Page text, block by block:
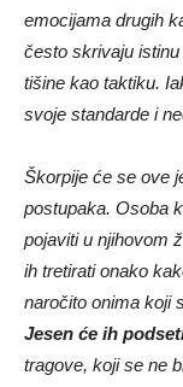
emocijama drugih
često skrivaju
tišine kao taktiku.
svoje standarde i
Škorpije će se ove
postupaka. Osoba
pojaviti u njihovom
ih tretirati onako
naročito onima koji
Jesen će ih
tragove, koji se ne